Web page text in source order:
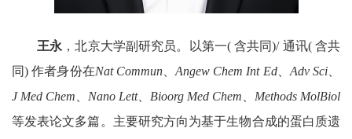
王永 ，北京大学副研究员。以第一( 含共同)/ 通讯( 含共
同)作者身份在Nat Commun、Angew Chem Int Ed、 Adv Sci、
J Med Chem
Nano Lett、 Bioorg Med Chem
Methods MolBiol
等发表论文多篇。主要研究方向为基于生物合成的蛋白质遗